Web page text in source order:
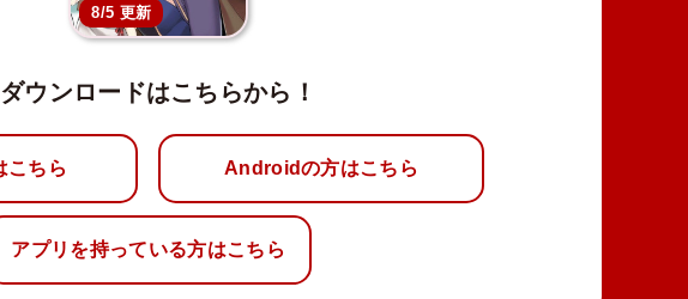
8/5 更新
ダウンロードはこちらから！
こちら Androidの方はこちら
アプリを持っている方はこちら